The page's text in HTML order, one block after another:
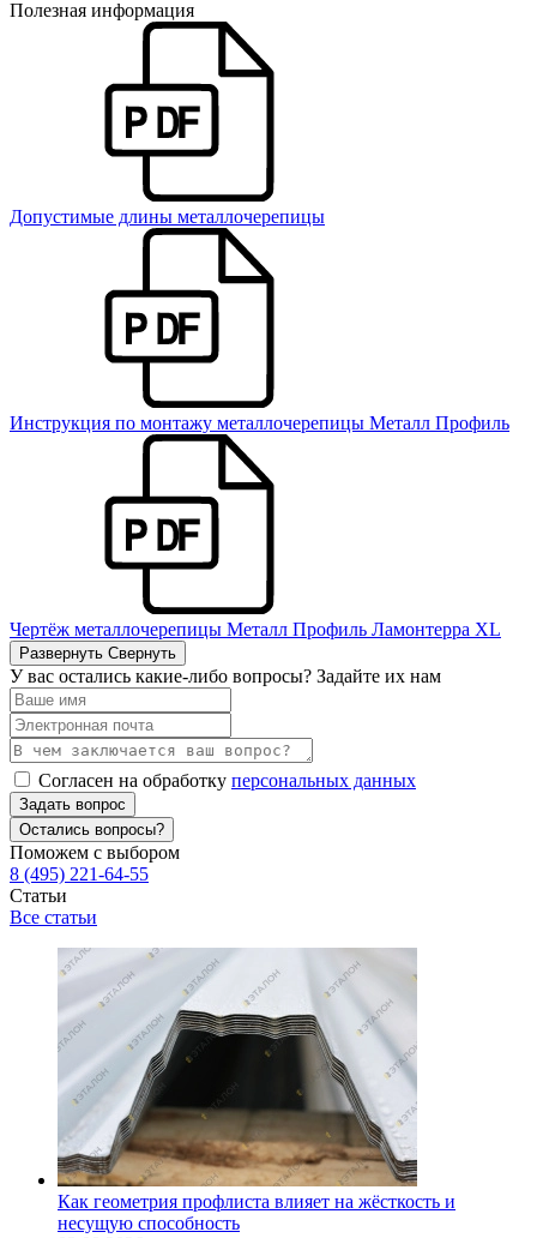
Полезная информация
Допустимые длины металлочерепицы
Инструкция по монтажу металлочерепицы Металл Профиль
Чертёж металлочерепицы Металл Профиль Ламонтерра ХL
Развернуть Свернуть
У вас остались какие-либо вопросы? Задайте их нам
Согласен на обработку персональных данных
Задать вопрос
Остались вопросы?
Поможем с выбором
8 (495) 221-64-55
Статьи
Все статьи
Как геометрия профлиста влияет на жёсткость и
несущую способность